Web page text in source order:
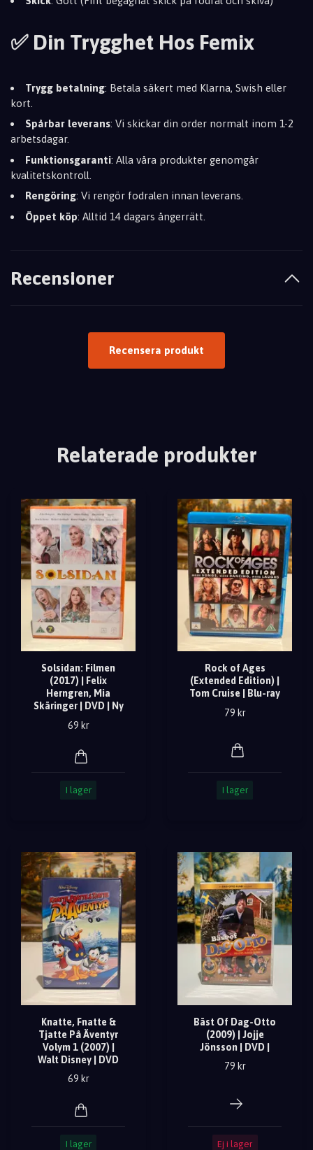
✅ Din Trygghet Hos Femix
Trygg betalning: Betala säkert med Klarna, Swish eller
kort.
Spårbar leverans: Vi skickar din order normalt inom 1-2
arbetsdagar.
Funktionsgaranti: Alla våra produkter genomgår
kvalitetskontroll.
Rengöring: Vi rengör fodralen innan leverans.
Öppet köp: Alltid 14 dagars ångerrätt.
Recensioner
Recensera produkt
Relaterade produkter
Solsidan: Filmen
(2017) | Felix
Herngren, Mia
Skäringer | DVD | Ny
69 kr
I lager
Rock of Ages
(Extended Edition) |
Tom Cruise | Blu-ray
79 kr
I lager
Knatte, Fnatte &
Tjatte På Äventyr
Volym 1 (2007) |
Walt Disney | DVD
69 kr
I lager
Bäst Of Dag-Otto
(2009) | Jojje
Jönsson | DVD |
79 kr
Ej i lager